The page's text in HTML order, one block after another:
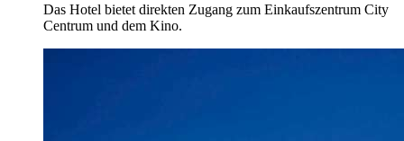
Das Hotel bietet direkten Zugang zum Einkaufszentrum City
Centrum und dem Kino.